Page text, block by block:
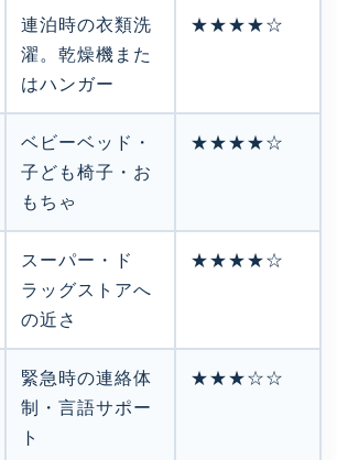
連泊時の衣類洗
濯。乾燥機また
はハンガー
★★★★☆
ベビーベッド・
子ども椅子・お
もちゃ
★★★★☆
スーパー・ド
ラッグストアへ
の近さ
★★★★☆
緊急時の連絡体
制・言語サポー
ト
★★★☆☆